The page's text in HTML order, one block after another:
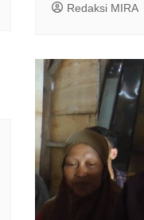
Redaksi MIRA